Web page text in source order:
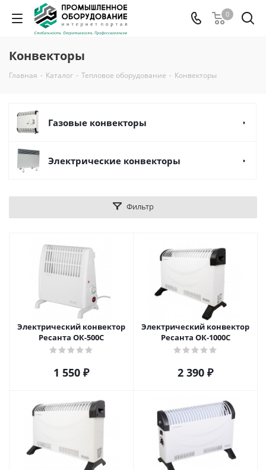
0
Конвекторы
Главная - Каталог - Тепловое оборудование - Конвекторы
Газовые конвекторы
Электрические конвекторы
Фильтр
Электрический конвектор
Ресанта ОК-500С
1 550 ₽
Электрический конвектор
Ресанта ОК-1000С
2 390 ₽